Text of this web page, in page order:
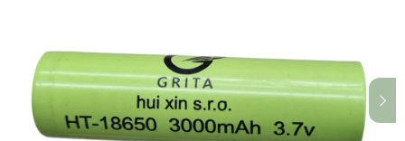
hviezdičiek.